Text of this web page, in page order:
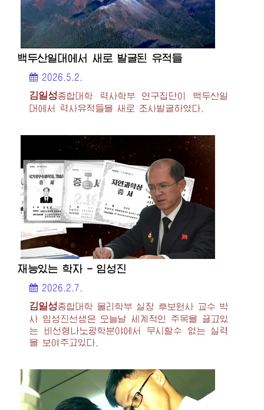
백두산일대에서 새로 발굴된 유적들
2026.5.2.
김일성종합대학 력사학부 연구집단이 백두산일
대에서 력사유적들을 새로 조사발굴하였다.
재능있는 학자 - 임성진
2026.2.7.
김일성종합대학 물리학부 실장 후보원사 교수 박
사 임성진선생은 오늘날 세계적인 주목을 끌고있
는 비선형나노광학분야에서 무시할수 없는 실력
을 보여주고있다.